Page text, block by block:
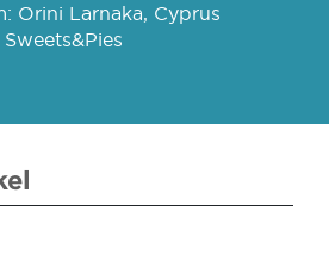
Orini Larnaka, Cyprus